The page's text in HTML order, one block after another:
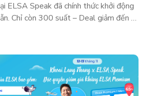
ELSA Speak đã chính thức khởi động
Chỉ còn 300 suất – Deal giảm đến 5
Đây là dịp đặc biệt trong năm để sở
và ELSA Pro với giá ưu đãi hiếm